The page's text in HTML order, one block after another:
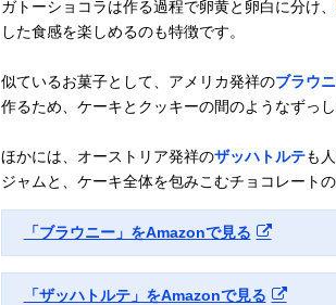
ガトーショコラは作る過程で卵黄と卵白に分け、
した食感を楽しめるのも特徴です。
似ているお菓子として、アメリカ発祥のブラウ
作るため、ケーキとクッキーの間のようなずっ
ほかには、オーストリア発祥のザッハトルテも
ジャムと、ケーキ全体を包みこむチョコレート
「ブラウニー」をAmazonで見る
「ザッハトルテ」をAmazonで見る